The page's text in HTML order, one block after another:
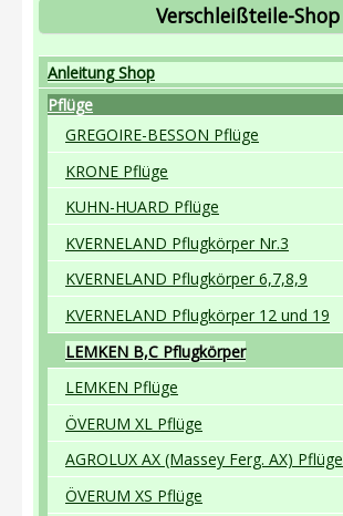
Verschleißteile-Shop
Anleitung Shop
Pflüge
GREGOIRE-BESSON Pflüge
KRONE Pflüge
KUHN-HUARD Pflüge
KVERNELAND Pflugkörper Nr.3
KVERNELAND Pflugkörper 6,7,8,9
KVERNELAND Pflugkörper 12 und 19
LEMKEN B,C Pflugkörper
LEMKEN Pflüge
ÖVERUM XL Pflüge
AGROLUX AX (Massey Ferg. AX) Pflüge
ÖVERUM XS Pflüge